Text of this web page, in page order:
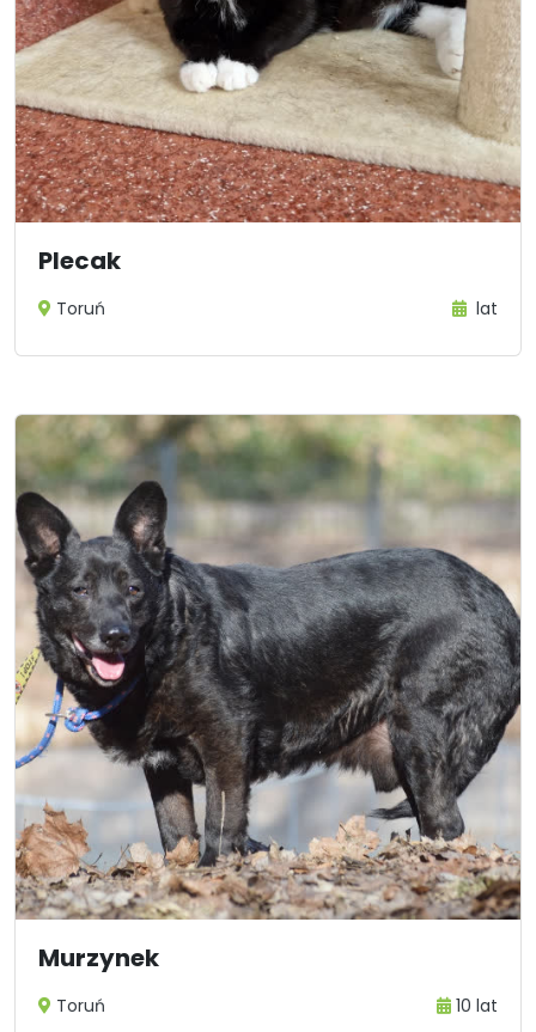
Plecak
Toruń lat
Murzynek
Toruń 10 lat